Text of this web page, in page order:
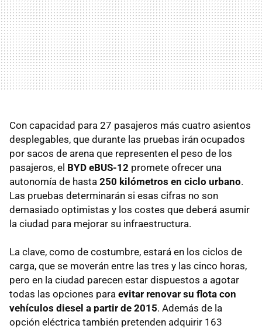
Con capacidad para 27 pasajeros más cuatro asientos
desplegables, que durante las pruebas irán ocupados
por sacos de arena que representen el peso de los
pasajeros, el BYD eBUS-12 promete ofrecer una
autonomía de hasta 250 kilómetros en ciclo urbano.
Las pruebas determinarán si esas cifras no son
demasiado optimistas y los costes que deberá asumir
la ciudad para mejorar su infraestructura.
La clave, como de costumbre, estará en los ciclos de
carga, que se moverán entre las tres y las cinco horas,
pero en la ciudad parecen estar dispuestos a agotar
todas las opciones para evitar renovar su flota con
vehículos diesel a partir de 2015. Además de la
opción eléctrica también pretenden adquirir 163